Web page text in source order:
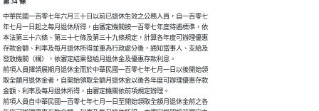
第 34 條
中華民國一百零七年六月三十日以前已退休生效之公務人員，自一百零七
年七月一日起之每月退休所得，由審定機關按一百零七年度待遇標準，依
本法第三十六條、第三十七條及第三十九條規定，計算各年度可辦理優惠
存款金額、利率及每月退休所得並重為行政處分後，通知當事人、支給及
發放機關（構），依審定結果發給月退休金及優惠存款利息。
前項人員擇領展期月退休金而於中華民國一百零七年七月一日以後開始領
取全額月退休金者，自開始領取全額月退休金以後各年度可辦理優惠存款
金額、利率及每月退休所得，由審定機關依前項規定辦理。
前項人員自中華民國一百零七年七月一日至開始領取全額月退休金前之各